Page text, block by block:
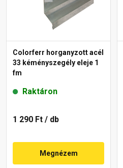
Colorferr horganyzott acél
33 kéményszegély eleje 1
fm
Raktáron
1 290 Ft / db
Megnézem